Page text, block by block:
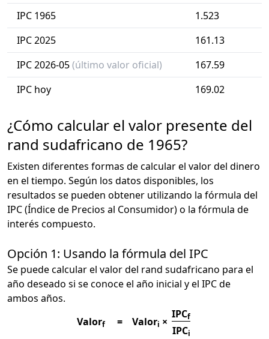
IPC 1965
1.523
IPC 2025
161.13
IPC 2026-05(último valor oficial)
167.59
IPC hoy
169.02
¿Cómo calcular el valor presente del
rand sudafricano de 1965?
Existen diferentes formas de calcular el valor del dinero
en el tiempo. Según los datos disponibles, los
resultados se pueden obtener utilizando la fórmula del
IPC (Índice de Precios al Consumidor) o la fórmula de
interés compuesto.
Opción 1: Usando la fórmula del IPC
Se puede calcular el valor del rand sudafricano para el
año deseado si se conoce el año inicial y el IPC de
ambos años.
Valorf = Valori ×
IPCf
IPCi